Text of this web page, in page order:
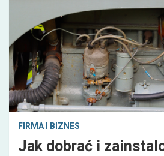
FIRMA I BIZNES
Jak dobrać i